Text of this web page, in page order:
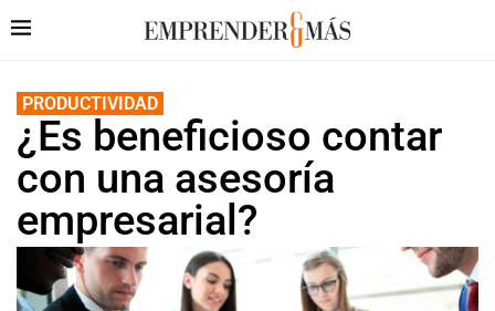
PRODUCTIVIDAD
¿Es beneficioso contar
con una asesoría
empresarial?